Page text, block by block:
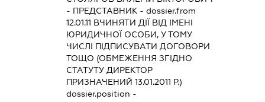
- ПРЕДСТАВНИК - dossier.from
12.01.11 ВЧИНЯТИ ДІЇ ВІД ІМЕНІ
ЮРИДИЧНОЇ ОСОБИ, У ТОМУ
ЧИСЛІ ПІДПИСУВАТИ ДОГОВОРИ
ТОЩО (ОБМЕЖЕННЯ ЗГІДНО
СТАТУТУ ДИРЕКТОР
ПРИЗНАЧЕНИЙ 13.01.2011 Р.)
dossier.position -